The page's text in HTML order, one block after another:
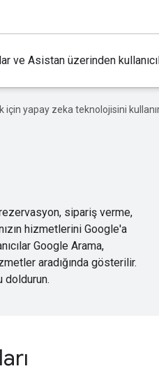
ve Asistan üzerinden
için yapay zeka teknolojisini
sipariş verme,
hizmetlerini Google'a
Google Arama,
aradığında gösterilir.
doldurun.